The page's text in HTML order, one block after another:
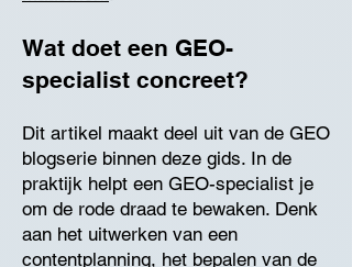
Wat doet een GEO-
specialist concreet?
Dit artikel maakt deel uit van de GEO
blogserie binnen deze gids. In de
praktijk helpt een GEO-specialist je
om de rode draad te bewaken. Denk
aan het uitwerken van een
contentplanning, het bepalen van de